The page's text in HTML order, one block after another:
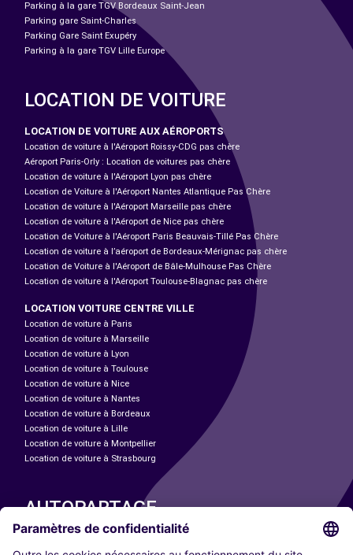
Parking à la gare TGV Bordeaux Saint-Jean
Parking gare Saint-Charles
Parking Gare Saint Exupéry
Parking à la gare TGV Lille Europe
LOCATION DE VOITURE
LOCATION DE VOITURE AUX AÉROPORTS
Location de voiture à l'Aéroport Roissy-CDG pas chère
Aéroport Paris-Orly : Location de voitures pas chère
Location de voiture à l'Aéroport Lyon pas chère
Location de Voiture à l'Aéroport Nantes Atlantique Pas Chère
Location de voiture à l'Aéroport Marseille pas chère
Location de voiture à l'Aéroport de Nice pas chère
Location de Voiture à l'Aéroport Paris Beauvais-Tillé Pas Chère
Location de voiture à l’aéroport de Bordeaux-Mérignac pas chère
Location de Voiture à l'Aéroport de Bâle-Mulhouse Pas Chère
Location de voiture à l'Aéroport Toulouse-Blagnac pas chère
LOCATION VOITURE CENTRE VILLE
Location de voiture à Paris
Location de voiture à Marseille
Location de voiture à Lyon
Location de voiture à Toulouse
Location de voiture à Nice
Location de voiture à Nantes
Location de voiture à Bordeaux
Location de voiture à Lille
Location de voiture à Montpellier
Location de voiture à Strasbourg
AUTOPARTAGE